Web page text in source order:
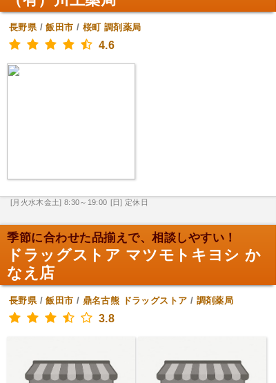
長野県/飯田市 / 桜町 調剤薬局
4.6
[月火水木金土] 8:30～19:00 [日] 定休日
季節に合わせた品揃えで、相談しやすい！
ドラッグストア マツモトキヨシ か
なえ店
長野県/飯田市 / 鼎名古熊 ドラッグストア / 調剤薬局
3.8